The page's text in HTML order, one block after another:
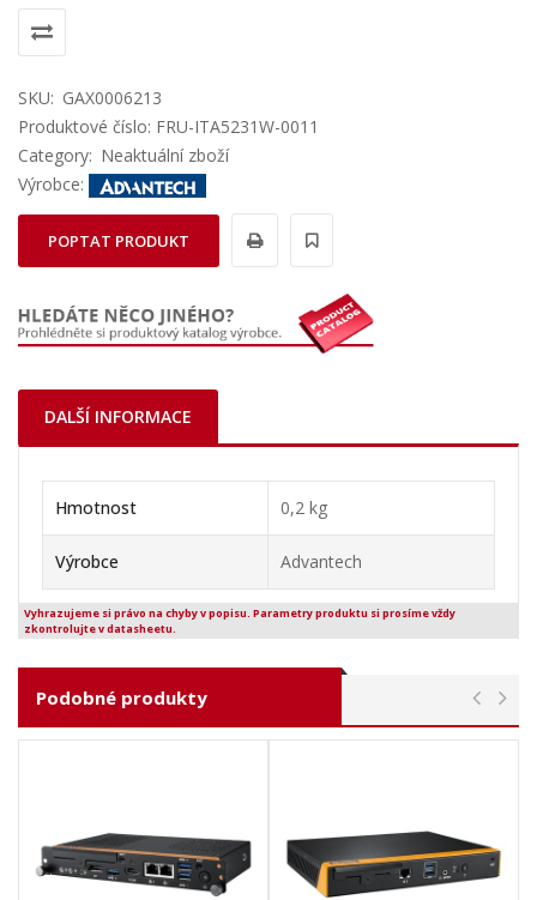
SKU: GAX0006213
Produktové číslo: FRU-ITA5231W-0011
Category: Neaktuální zboží
Výrobce:
POPTAT PRODUKT
DALŠÍ INFORMACE
Hmotnost 0,2 kg
Výrobce Advantech
Vyhrazujeme si právo na chyby v popisu. Parametry produktu si prosíme vždy
zkontrolujte v datasheetu.
Podobné produkty